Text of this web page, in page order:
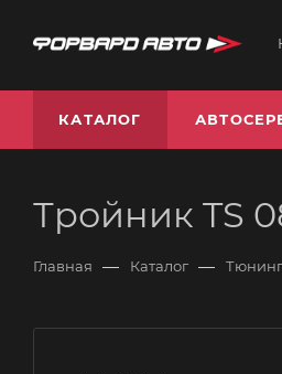
КАТАЛОГ
Тройник TS
Главная — Каталог — Тюнинг